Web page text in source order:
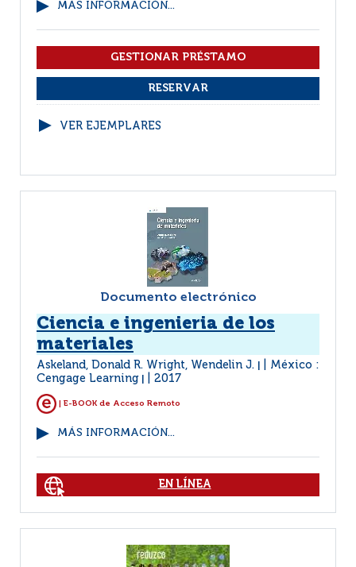
MÁS INFORMACIÓN...
VER EJEMPLARES
Documento electrónico
Ciencia e ingenieria de los
materiales
Askeland, Donald R. Wright, Wendelin J.
México :
Cengage Learning
2017
| E-BOOK de Acceso Remoto
MÁS INFORMACIÓN...
EN LÍNEA